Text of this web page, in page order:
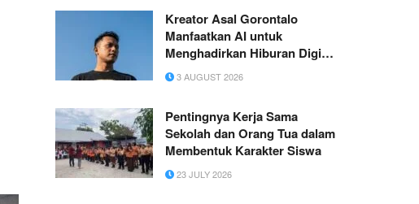
Kreator Asal Gorontalo
Manfaatkan AI untuk
Menghadirkan Hiburan Digital
yang Kreatif
3 AUGUST 2026
Pentingnya Kerja Sama
Sekolah dan Orang Tua dalam
Membentuk Karakter Siswa
23 JULY 2026